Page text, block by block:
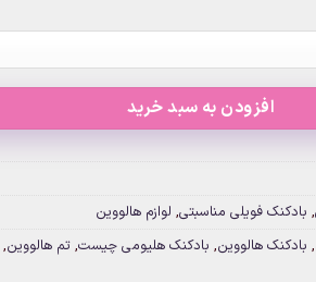
افزودن به سبد خرید
, بادکنک فویلی مناسبتی, لوازم هالووین
, بادکنک هالووین, بادکنک هلیومی چیست, تم هالووین,